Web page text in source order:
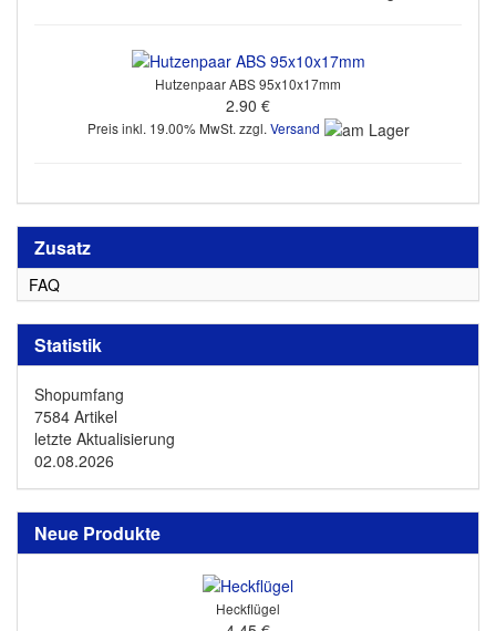
Hutzenpaar ABS 95x10x17mm
2.90 €
Preis inkl. 19.00% MwSt. zzgl. Versand
Zusatz
FAQ
Statistik
Shopumfang
7584 Artikel
letzte Aktualisierung
02.08.2026
Neue Produkte
Heckflügel